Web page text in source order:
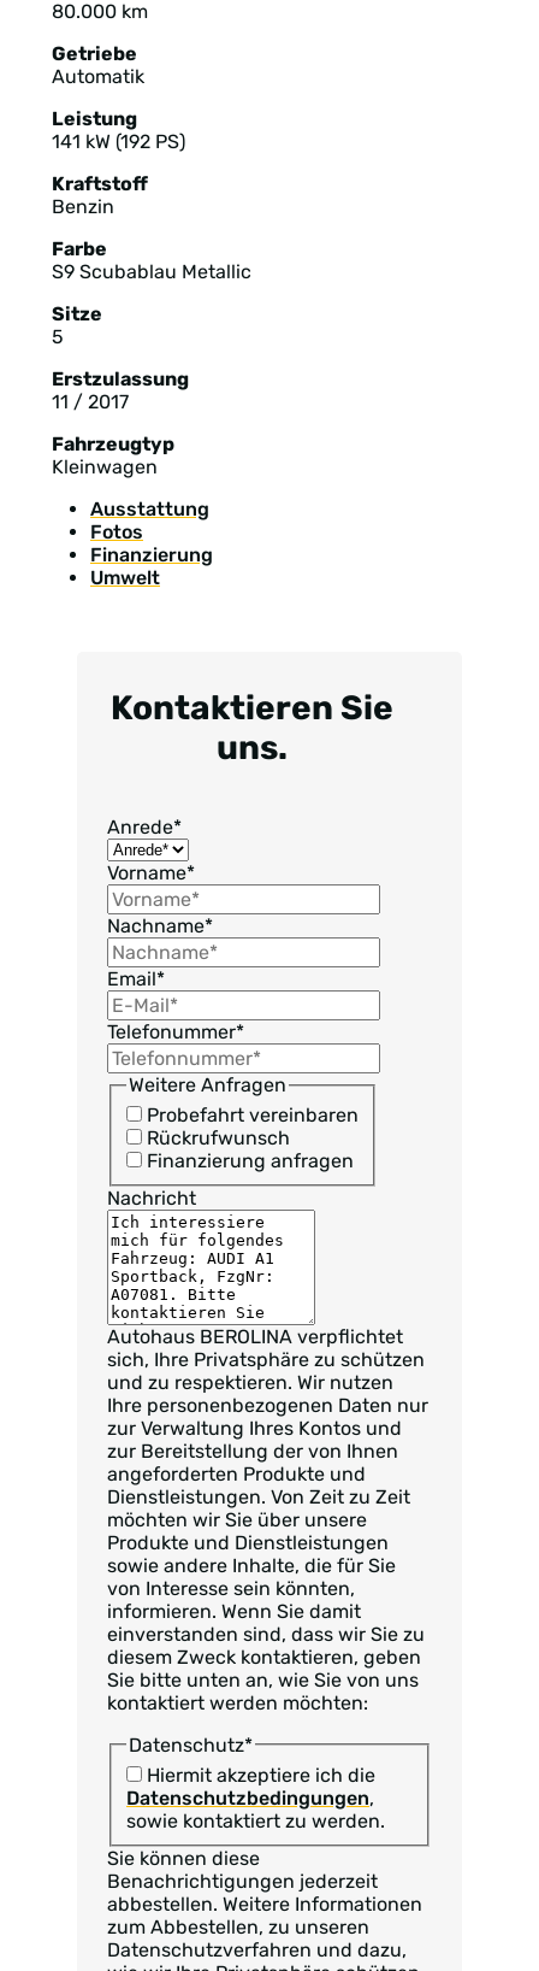
80.000 km
Getriebe
Automatik
Leistung
141 kW (192 PS)
Kraftstoff
Benzin
Farbe
S9 Scubablau Metallic
Sitze
5
Erstzulassung
11 / 2017
Fahrzeugtyp
Kleinwagen
Ausstattung
Fotos
Finanzierung
Umwelt
Kontaktieren Sie
uns.
Anrede*
Vorname*
Nachname*
Email*
Telefonummer*
Weitere Anfragen
Probefahrt vereinbaren
Rückrufwunsch
Finanzierung anfragen
Nachricht
Autohaus BEROLINA verpflichtet
sich, Ihre Privatsphäre zu schützen
und zu respektieren. Wir nutzen
Ihre personenbezogenen Daten nur
zur Verwaltung Ihres Kontos und
zur Bereitstellung der von Ihnen
angeforderten Produkte und
Dienstleistungen. Von Zeit zu Zeit
möchten wir Sie über unsere
Produkte und Dienstleistungen
sowie andere Inhalte, die für Sie
von Interesse sein könnten,
informieren. Wenn Sie damit
einverstanden sind, dass wir Sie zu
diesem Zweck kontaktieren, geben
Sie bitte unten an, wie Sie von uns
kontaktiert werden möchten:
Datenschutz*
Hiermit akzeptiere ich die
Datenschutzbedingungen,
sowie kontaktiert zu werden.
Sie können diese
Benachrichtigungen jederzeit
abbestellen. Weitere Informationen
zum Abbestellen, zu unseren
Datenschutzverfahren und dazu,